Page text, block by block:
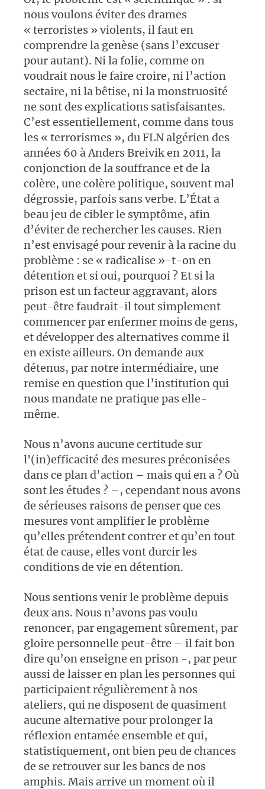
nous voulons éviter des drames
« terroristes » violents, il faut en
comprendre la genèse (sans l’excuser
pour autant). Ni la folie, comme on
voudrait nous le faire croire, ni l’action
sectaire, ni la bêtise, ni la monstruosité
ne sont des explications satisfaisantes.
C’est essentiellement, comme dans tous
les « terrorismes », du FLN algérien des
années 60 à Anders Breivik en 2011, la
conjonction de la souffrance et de la
colère, une colère politique, souvent mal
dégrossie, parfois sans verbe. L’État a
beau jeu de cibler le symptôme, afin
d’éviter de rechercher les causes. Rien
n’est envisagé pour revenir à la racine du
problème : se « radicalise »-t-on en
détention et si oui, pourquoi ? Et si la
prison est un facteur aggravant, alors
peut-être faudrait-il tout simplement
commencer par enfermer moins de gens,
et développer des alternatives comme il
en existe ailleurs. On demande aux
détenus, par notre intermédiaire, une
remise en question que l’institution qui
nous mandate ne pratique pas elle-
même.
Nous n’avons aucune certitude sur
l'(in)efficacité des mesures préconisées
dans ce plan d’action – mais qui en a ? Où
sont les études ? –, cependant nous avons
de sérieuses raisons de penser que ces
mesures vont amplifier le problème
qu’elles prétendent contrer et qu’en tout
état de cause, elles vont durcir les
conditions de vie en détention.
Nous sentions venir le problème depuis
deux ans. Nous n’avons pas voulu
renoncer, par engagement sûrement, par
gloire personnelle peut-être – il fait bon
dire qu’on enseigne en prison -, par peur
aussi de laisser en plan les personnes qui
participaient régulièrement à nos
ateliers, qui ne disposent de quasiment
aucune alternative pour prolonger la
réflexion entamée ensemble et qui,
statistiquement, ont bien peu de chances
de se retrouver sur les bancs de nos
amphis. Mais arrive un moment où il